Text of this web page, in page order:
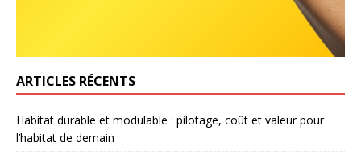
ARTICLES RÉCENTS
Habitat durable et modulable : pilotage, coût et valeur pour
l’habitat de demain